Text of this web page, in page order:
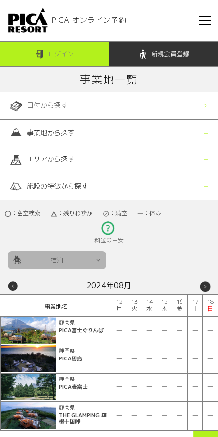
PICA オンライン予約
ログイン 新規会員登録
事業地一覧
日付から探す
事業地から探す
エリアから探す
施設の特徴から探す
：空室検索 ：残りわずか ：満室 ：休み
料金の目安
宿泊
2024年08月
事業地名
12
月
13
火
14
水
15
木
16
金
17
土
18
日
静岡県
PICA富士ぐりんぱ
静岡県
PICA初島
静岡県
PICA表富士
静岡県
THE GLAMPING 箱
根十国峠